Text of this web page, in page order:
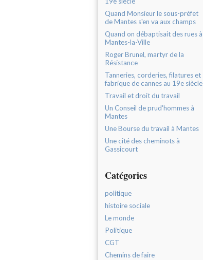
Quand Monsieur le sous-préfet
de Mantes s'en va aux champs
Quand on débaptisait des rues à
Mantes-la-Ville
Roger Brunel, martyr de la
Résistance
Tanneries, corderies, filatures et
fabrique de cannes au 19e siècle
Travail et droit du travail
Un Conseil de prud'hommes à
Mantes
Une Bourse du travail à Mantes
Une cité des cheminots à
Gassicourt
Catégories
politique
histoire sociale
Le monde
Politique
CGT
Chemins de faire